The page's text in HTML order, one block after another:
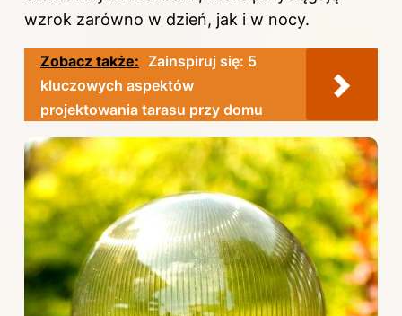
wzrok zarówno w dzień, jak i w nocy.
Zobacz także: Zainspiruj się: 5
kluczowych aspektów
projektowania tarasu przy domu